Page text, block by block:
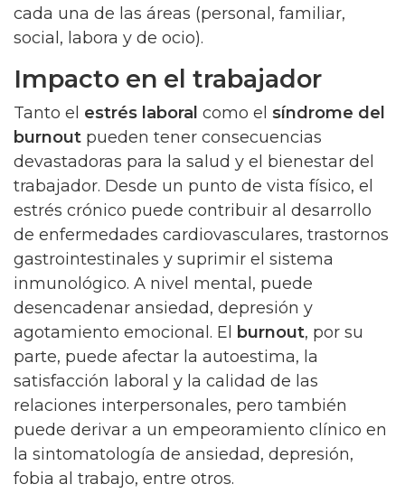
cada una de las áreas (personal, familiar,
social, labora y de ocio).
Impacto en el trabajador
Tanto el estrés laboral como el síndrome del
burnout pueden tener consecuencias
devastadoras para la salud y el bienestar del
trabajador. Desde un punto de vista físico, el
estrés crónico puede contribuir al desarrollo
de enfermedades cardiovasculares, trastornos
gastrointestinales y suprimir el sistema
inmunológico. A nivel mental, puede
desencadenar ansiedad, depresión y
agotamiento emocional. El
burnout, por su
parte, puede afectar la autoestima, la
satisfacción laboral y la calidad de las
relaciones interpersonales, pero también
puede derivar a un empeoramiento clínico en
la sintomatología de ansiedad, depresión,
fobia al trabajo, entre otros.